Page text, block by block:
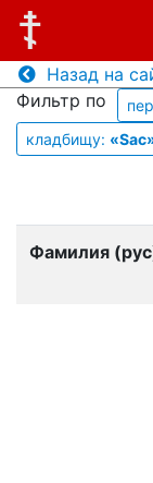
Назад на
Фильтр по
кладбищу:
Фамилия